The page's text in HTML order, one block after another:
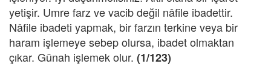
yetişir. Umre farz ve vacib değil nâfile ibadettir.
Nâfile ibadeti yapmak, bir farzın terkine veya bir
haram işlemeye sebep olursa, ibadet olmaktan
çıkar. Günah işlemek olur. (1/123)